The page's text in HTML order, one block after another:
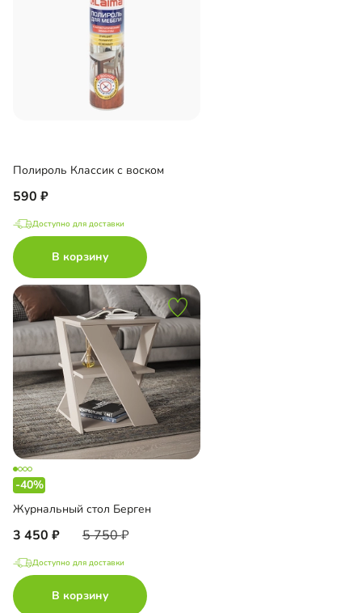
Полироль Классик с воском
590
Доступно для доставки
В корзину
-40%
Журнальный стол Берген
3 450 5 750
Доступно для доставки
В корзину